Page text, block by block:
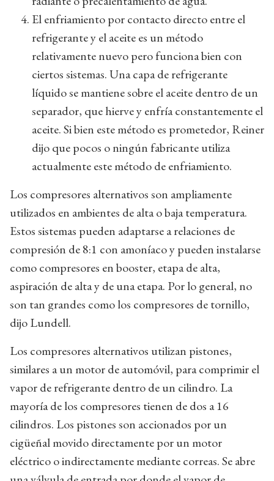
El enfriamiento por contacto directo entre el
refrigerante y el aceite es un método
relativamente nuevo pero funciona bien con
ciertos sistemas. Una capa de refrigerante
líquido se mantiene sobre el aceite dentro de un
separador, que hierve y enfría constantemente el
aceite. Si bien este método es prometedor, Reiner
dijo que pocos o ningún fabricante utiliza
actualmente este método de enfriamiento.
Los compresores alternativos son ampliamente
utilizados en ambientes de alta o baja temperatura.
Estos sistemas pueden adaptarse a relaciones de
compresión de 8:1 con amoníaco y pueden instalarse
como compresores en booster, etapa de alta,
aspiración de alta y de una etapa. Por lo general, no
son tan grandes como los compresores de tornillo,
dijo Lundell.
Los compresores alternativos utilizan pistones,
similares a un motor de automóvil, para comprimir el
vapor de refrigerante dentro de un cilindro. La
mayoría de los compresores tienen de dos a 16
cilindros. Los pistones son accionados por un
cigüeñal movido directamente por un motor
eléctrico o indirectamente mediante correas. Se abre